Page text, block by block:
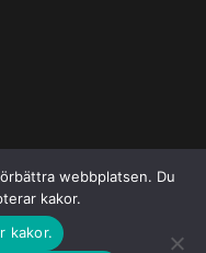
webbplatsen. Du
kakor.
kakor.